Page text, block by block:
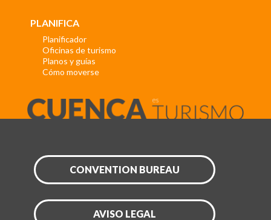
PLANIFICA
Planificador
Oficinas de turismo
Planos y guías
Cómo moverse
CONVENTION BUREAU
AVISO LEGAL